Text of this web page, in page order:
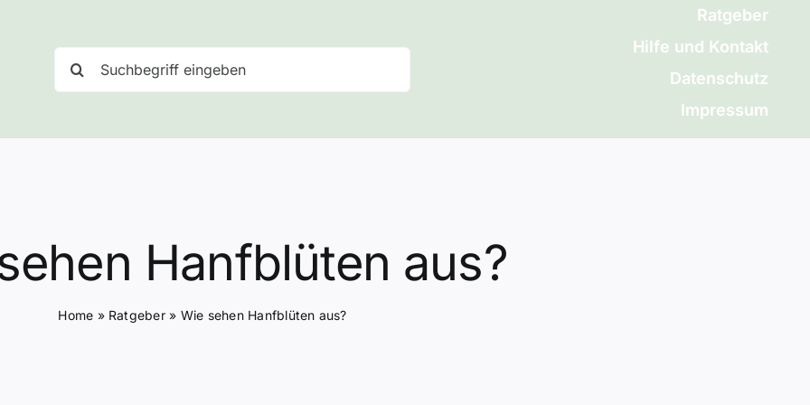
nach:
Ratgeber
Hilfe und Kontakt
Datenschutz
Impressum
Hanfblüten aus?
Home » Ratgeber» Wie sehen Hanfblüten aus?